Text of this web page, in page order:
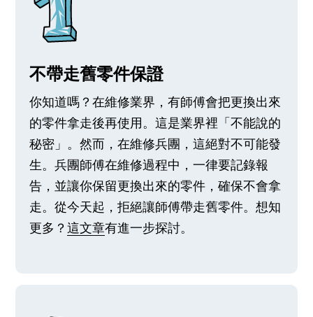
不帶走舊零件保證
你知道嗎？在維修業界，有師傅會把更換出來
的零件拿走後再使用。這是業界裡「不能說的
秘密」。然而，在維修兵團，這絕對不可能發
生。兵團師傅在維修過程中，一律要記錄報
告，並讓你保留更換出來的零件，確保不會拿
走。從今天起，拒絕讓師傅帶走舊零件。想知
更多？這文章有進一步探討。